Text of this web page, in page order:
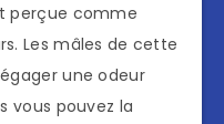
perçue comme
Les mâles de cette
une odeur
vous pouvez la